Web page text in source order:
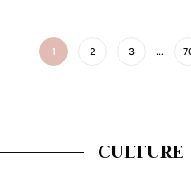
1 2 3 …
CULTURE